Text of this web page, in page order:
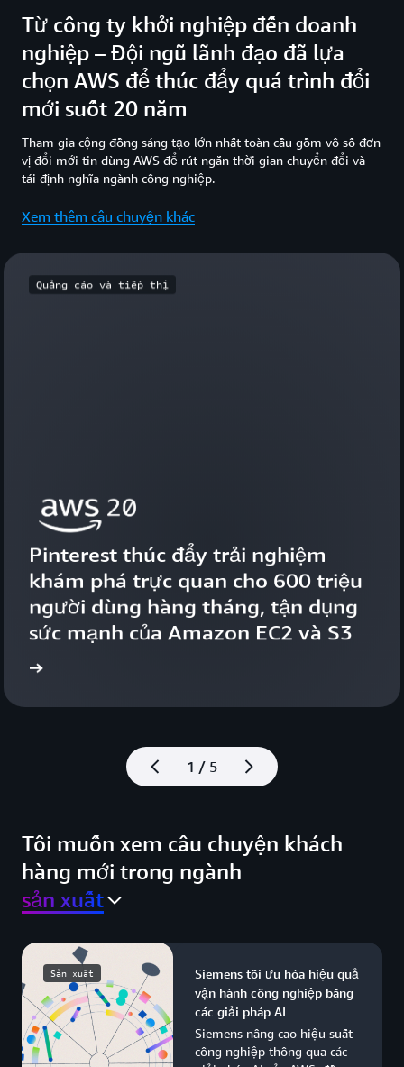
Từ công ty khởi nghiệp đến doanh
nghiệp – Đội ngũ lãnh đạo đã lựa
chọn AWS để thúc đẩy quá trình đổi
mới suốt 20 năm
Tham gia cộng đồng sáng tạo lớn nhất toàn cầu gồm vô số đơn
vị đổi mới tin dùng AWS để rút ngắn thời gian chuyển đổi và
tái định nghĩa ngành công nghiệp.
Xem thêm câu chuyện khác
1 / 5
Quảng cáo và tiếp thị
Pinterest thúc đẩy trải nghiệm
khám phá trực quan cho 600 triệu
người dùng hàng tháng, tận dụng
sức mạnh của Amazon EC2 và S3
Xem câu
Tôi muốn xem câu chuyện khách
hàng mới trong ngành
sản xuất
Sản xuất
Siemens tối ưu hóa hiệu quả
vận hành công nghiệp bằng
các giải pháp AI
Siemens nâng cao hiệu suất
công nghiệp thông qua các